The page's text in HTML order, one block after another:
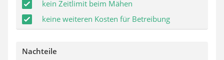
kein Zeitlimit beim Mähen
keine weiteren Kosten für Betreibung
Nachteile